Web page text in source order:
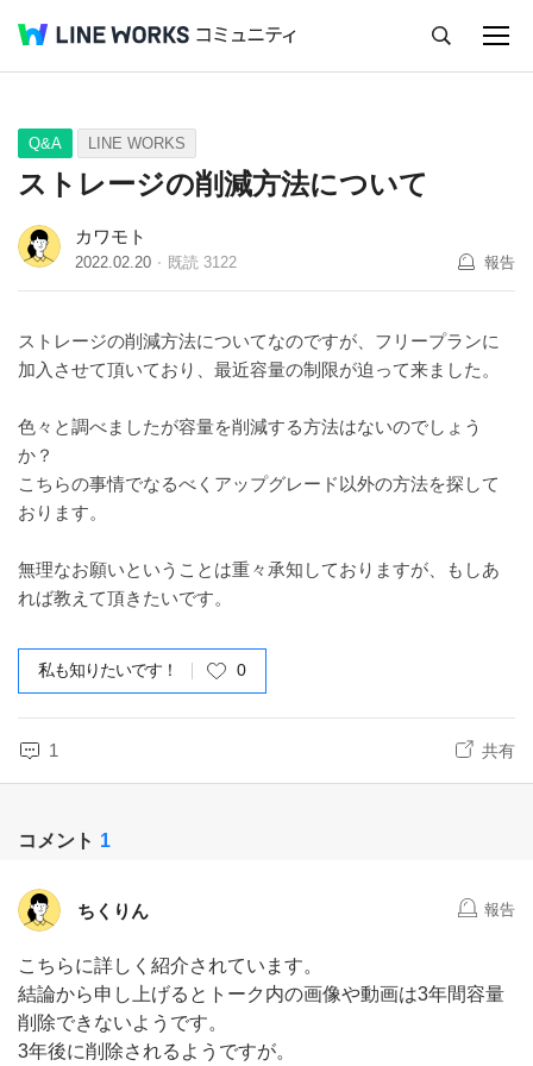
Q&A Tips Ideas
Q&A LINE WORKS
ストレージの削減方法について
カワモト
2022.02.20 既読 3122 報告
ストレージの削減方法についてなのですが、フリープランに
加入させて頂いており、最近容量の制限が迫って来ました。
色々と調べましたが容量を削減する方法はないのでしょう
か？
こちらの事情でなるべくアップグレード以外の方法を探して
おります。
無理なお願いということは重々承知しておりますが、もしあ
れば教えて頂きたいです。
私も知りたいです！ 0
1 共有
コメント 1
ちくりん 報告
こちらに詳しく紹介されています。
結論から申し上げるとトーク内の画像や動画は3年間容量
削除できないようです。
3年後に削除されるようですが。